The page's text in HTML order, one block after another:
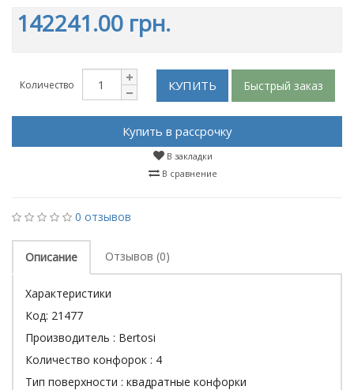
142241.00 грн.
Количество КУПИТЬ Быстрый заказ
Купить в рассрочку
В закладки
В сравнение
0 отзывов
Описание Отзывов (0)
Характеристики
Код: 21477
Производитель : Bertosi
Количество конфорок : 4
Тип поверхности : квадратные конфорки